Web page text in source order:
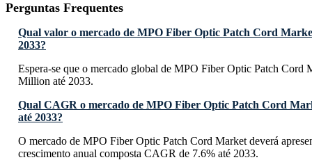
Perguntas Frequentes
Qual valor o mercado de MPO Fiber Optic Patch Cord
2033?
Espera-se que o mercado global de MPO Fiber Optic Patch Cord
Million até 2033.
Qual CAGR o mercado de MPO Fiber Optic Patch Cord
até 2033?
O mercado de MPO Fiber Optic Patch Cord Market deverá
crescimento anual composta CAGR de 7.6% até 2033.